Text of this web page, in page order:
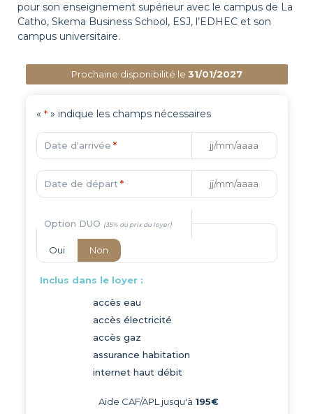
pour son enseignement supérieur avec le campus de La
Catho, Skema Business School, ESJ, l’EDHEC et son
campus universitaire.
Prochaine disponibilité le 31/01/2027
« *» indique les champs nécessaires
Date d'arrivée *
Date de départ *
Option DUO
Oui Non
Inclus dans le loyer :
accès eau
accès électricité
accès gaz
assurance habitation
internet haut débit
Aide CAF/APL jusqu'à 195€